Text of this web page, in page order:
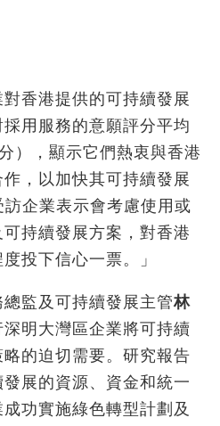
香港提供的可持續發展
用服務的意願評分平均
），顯示它們熱衷與香港
，以加快其可持續發展
訪企業表示會考慮使用或
持續發展方案，對香港
投下信心一票。」
監及可持續發展主管林
明大灣區企業將可持續
的迫切需要。研究報告
展的資源、資金和統一
功實施綠色轉型計劃及